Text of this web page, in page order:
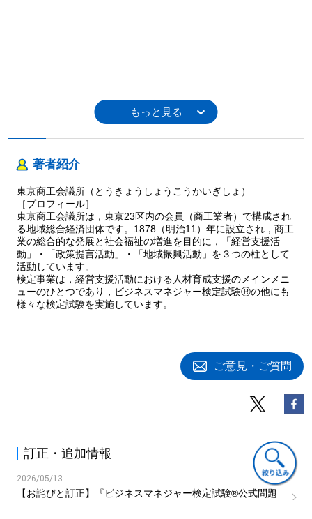
著者紹介
東京商工会議所（とうきょうしょうこうかいぎしょ）
［プロフィール］
東京商工会議所は，東京23区内の会員（商工業者）で構成され
る地域総合経済団体です。1878（明治11）年に設立され，商工
業の総合的な発展と社会福祉の増進を目的に，「経営支援活
動」・「政策提言活動」・「地域振興活動」を３つの柱として
活動しています。
検定事業は，経営支援活動における人材育成支援のメインメニ
ューのひとつであり，ビジネスマネジャー検定試験Ⓡの他にも
様々な検定試験を実施しています。
ご意見・ご質問
訂正・追加情報
2026/05/13
【お詫びと訂正】『ビジネスマネジャー検定試験®公式問題